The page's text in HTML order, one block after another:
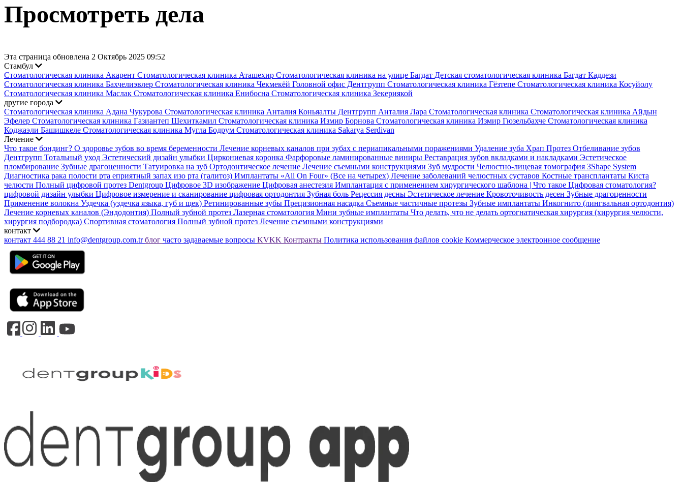
Просмотреть дела
Эта страница обновлена 2 Октябрь 2025 09:52
Стамбул
Стоматологическая клиника Акарент Стоматологическая клиника Аташехир Стоматологическая клиника на улице Багдат Детская стоматологическая клиника Багдат Каддези
Стоматологическая клиника Бахчелиэвлер Стоматологическая клиника Чекмекёй Головной офис Дентгрупп Стоматологическая клиника Гёзтепе Стоматологическая клиника Косуйолу
Стоматологическая клиника Маслак Стоматологическая клиника Енибосна Стоматологическая клиника Зекериякой
другие города
Стоматологическая клиника Адана Чукурова Стоматологическая клиника Анталия Коньяалты Дентгрупп Анталия Лара Стоматологическая клиника Стоматологическая клиника Айдын
Эфелер Стоматологическая клиника Газиантеп Шехиткамил Стоматологическая клиника Измир Борнова Стоматологическая клиника Измир Гюзельбахче Стоматологическая клиника
Коджаэли Башишкеле Стоматологическая клиника Мугла Бодрум Стоматологическая клиника Sakarya Serdivan
Лечение
Что такое бондинг? О здоровье зубов во время беременности Лечение корневых каналов при зубах с периапикальными поражениями Удаление зуба Храп Протез Отбеливание зубов
Дентгрупп Тотальный уход Эстетический дизайн улыбки Циркониевая коронка Фарфоровые ламинированные виниры Реставрация зубов вкладками и накладками Эстетическое
пломбирование Зубные драгоценности Татуировка на зуб Ортодонтическое лечение Лечение съемными конструкциями Зуб мудрости Челюстно-лицевая томография 3Shape System
Диагностика рака полости рта еприятный запах изо рта (галитоз) Имплантаты «All On Four» (Все на четырех) Лечение заболеваний челюстных суставов Костные трансплантаты Киста
челюсти Полный цифровой протез Dentgroup Цифровое 3D изображение Цифровая анестезия Имплантация с применением хирургического шаблона | Что такое Цифровая стоматология?
цифровой дизайн улыбки Цифровое измерение и сканирование цифровая ортодонтия Зубная боль Рецессия десны Эстетическое лечение Кровоточивость десен Зубные драгоценности
Применение волокна Уздечка (уздечка языка, губ и щек) Ретинированные зубы Прецизионная насадка Съемные частичные протезы Зубные имплантаты Инкогнито (лингвальная ортодонтия)
Лечение корневых каналов (Эндодонтия) Полный зубной протез Лазерная стоматология Мини зубные имплантаты Что делать, что не делать ортогнатическая хирургия (хирургия челюсти,
хирургия подбородка) Спортивная стоматология Полный зубной протез Лечение съемными конструкциями
контакт
контакт 444 88 21 info@dentgroup.com.tr блог часто задаваемые вопросы KVKK Контракты Политика использования файлов cookie Коммерческое электронное сообщение